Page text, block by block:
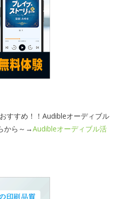
すすめ！！Audibleオーディブル
から～→Audibleオーディブル活